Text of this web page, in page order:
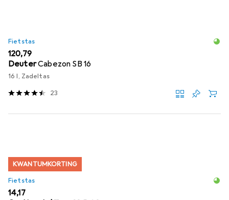
Fietstas
EUR
120,79
DeuterCabezon SB 16
16 l, Zadeltas
23
KWANTUMKORTING
Fietstas
EUR
14,17